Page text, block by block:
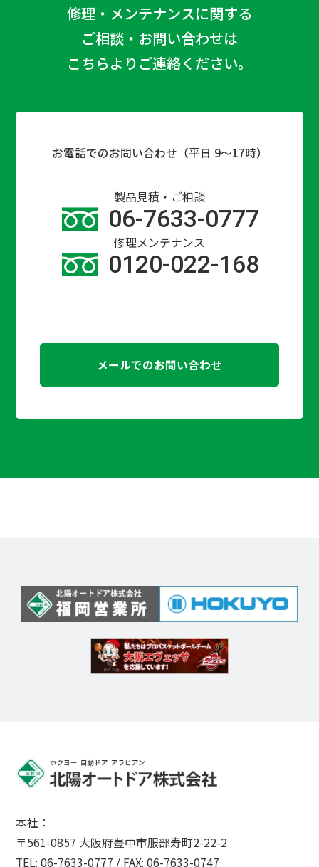
修理・メンテナンスに関する
ご相談・お問い合わせは
こちらよりご連絡ください。
お電話でのお問い合わせ（平日 9〜17時）
製品見積・ご相談
06-7633-0777
修理メンテナンス
0120-022-168
メールでのお問い合わせ
本社：
〒561-0857 大阪府豊中市服部寿町2-22-2
TEL: 06-7633-0777 / FAX: 06-7633-0747